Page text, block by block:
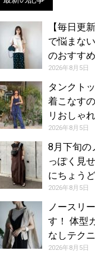
【毎日更
で悩まな
のおすす
月6日夏】
2026年8月5日
タンクト
着こなす
リおしゃ
アイデア
2026年8月5日
8月下旬の
っぽく見
にちょう
2026年8月5日
ノースリ
す！ 体型
なしテク
2026年8月5日